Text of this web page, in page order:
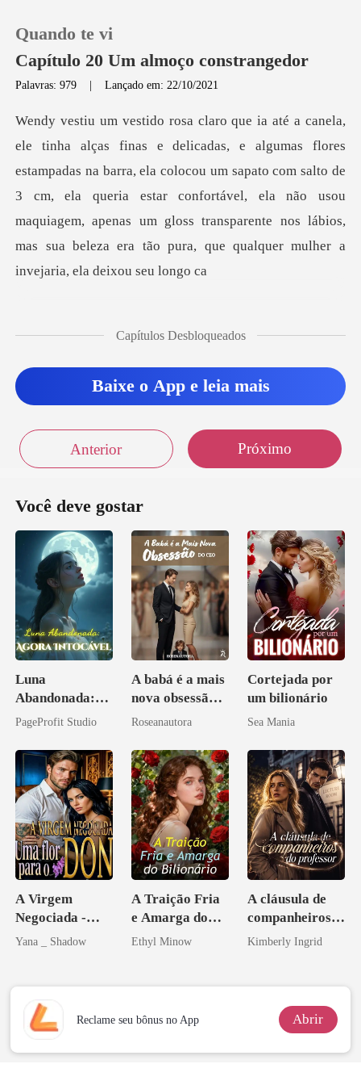
0
Loja
Quando te vi
Capítulo 20 Um almoço constrangedor
Palavras: 979 |Lançado em: 22/10/2021
as na barra, ela colocou um sapato com salto de
3 cm, ela queria estar confortável, ela não usou
maquiagem, apenas u
Capítulos Desbloqueados
Baixe o App e leia mais
Anterior Próximo
Você deve gostar
Luna
Abandonada:
Agora Intocável
PageProfit Studio
A babá é a mais
nova obsessão
do CEO
Roseanautora
Cortejada por
um bilionário
Sea Mania
A Virgem
Negociada -
Uma flor para o
Yana _ Shadow
A Traição Fria
e Amarga do
Bilionário
Ethyl Minow
A cláusula de
companheiros
do professor
Kimberly Ingrid
Reclame seu bônus no App Abrir